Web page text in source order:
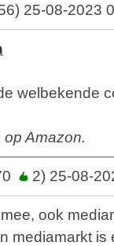
25-08-2023
welbekende
Amazon.
2) 25-08-
ook
mediamarkt